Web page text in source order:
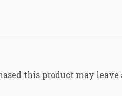
this product may leave